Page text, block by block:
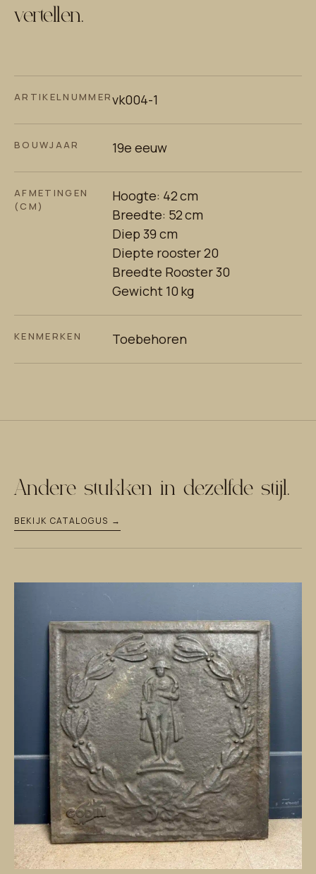
vertellen.
ARTIKELNUMMERvk004-1
BOUWJAAR 19e eeuw
AFMETINGEN
(CM)
Hoogte: 42 cm
Breedte: 52 cm
Diep 39 cm
Diepte rooster 20
Breedte Rooster 30
Gewicht 10 kg
KENMERKEN Toebehoren
Andere stukken in dezelfde stijl.
BEKIJK CATALOGUS →